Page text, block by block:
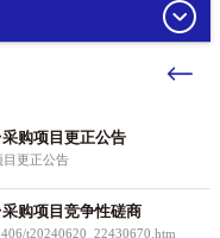
购项目更正公告
目更正公告
购项目竞争性磋商
t20240620_22430670.htm